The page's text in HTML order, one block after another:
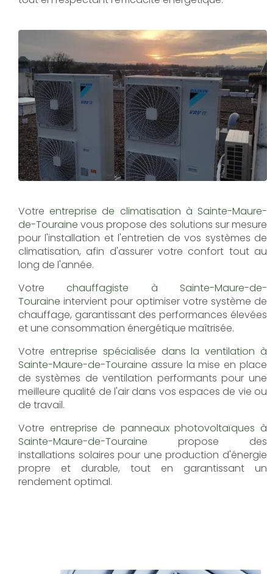
Votreentreprise de climatisation à Sainte-Maure-
de-Touraine vous propose des solutions sur mesure
pour l'installation et l'entretien de vos systèmes de
climatisation, afin d'assurer votre confort tout au
long de l'année.
Votrechauffagiste à Sainte-Maure-de-
Touraine intervient pour optimiser votre système de
chauffage, garantissant des performances élevées
et une consommation énergétique maîtrisée.
Votre entreprise spécialisée dans la ventilation à
Sainte-Maure-de-Touraine assure la mise en place
de systèmes de ventilation performants pour une
meilleure qualité de l'air dans vos espaces de vie ou
de travail.
Votre entreprise de panneaux photovoltaïques à
Sainte-Maure-de-Touraine propose des
installations solaires pour une production d'énergie
propre et durable, tout en garantissant un
rendement optimal.